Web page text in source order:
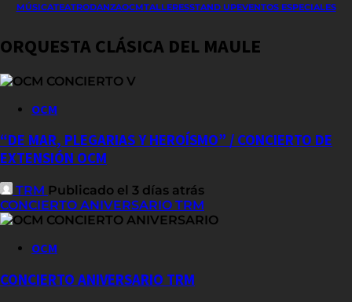
MÚSICATEATRODANZAOCMTALLERESSTAND UPEVENTOS ESPECIALES
ORQUESTA CLÁSICA DEL MAULE
OCM
“DE MAR, PLEGARIAS Y HEROÍSMO” / CONCIERTO DE
EXTENSIÓN OCM
TRM Publicado el 3 días atrás
CONCIERTO ANIVERSARIO TRM
OCM
CONCIERTO ANIVERSARIO TRM